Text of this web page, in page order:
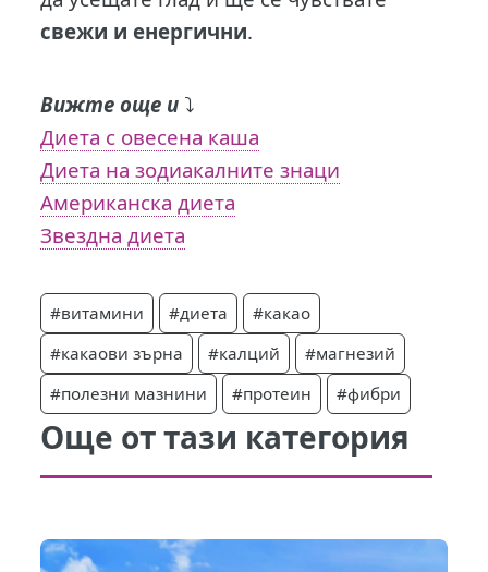
свежи и енергични.
Вижте още и ⤵️
Диета с овесена каша
Диета на зодиакалните знаци
Американска диета
Звездна диета
#витамини #диета
#какао
#какаови зърна
#калций
#магнезий
#полезни мазнини
#протеин #фибри
Още от тази категория